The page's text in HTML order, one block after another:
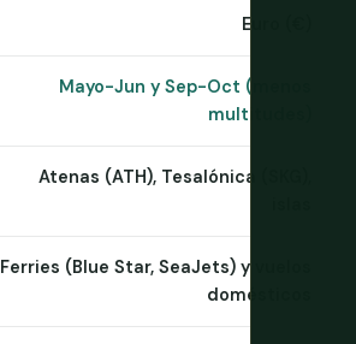
Euro (€)
Mayo-Jun y Sep-Oct (menos
multitudes)
Atenas (ATH), Tesalónica (SKG),
Ferries (Blue Star, SeaJets) y vuelos
domésticos